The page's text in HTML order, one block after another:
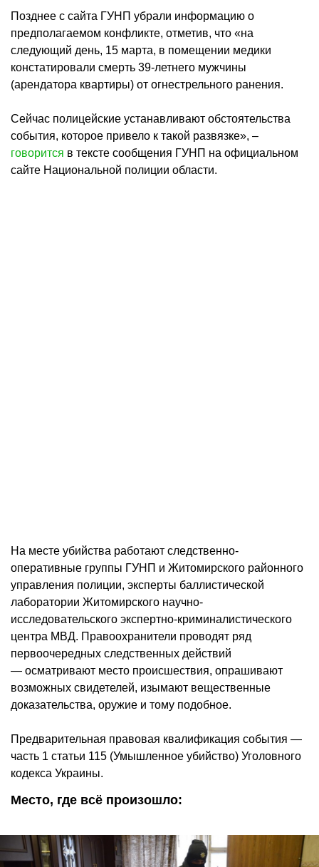
Позднее с сайта ГУНП убрали информацию о
предполагаемом конфликте, отметив, что «на
следующий день, 15 марта, в помещении медики
констатировали смерть 39-летнего мужчины
(арендатора квартиры) от огнестрельного ранения.
Сейчас полицейские устанавливают обстоятельства
события, которое привело к такой развязке», –
говорится в тексте сообщения ГУНП на официальном
сайте Национальной полиции области.
На месте убийства работают следственно-
оперативные группы ГУНП и Житомирского районного
управления полиции, эксперты баллистической
лаборатории Житомирского научно-
исследовательского экспертно-криминалистического
центра МВД. Правоохранители проводят ряд
первоочередных следственных действий
— осматривают место происшествия, опрашивают
возможных свидетелей, изымают вещественные
доказательства, оружие и тому подобное.
Предварительная правовая квалификация события —
часть 1 статьи 115 (Умышленное убийство) Уголовного
кодекса Украины.
Место, где всё произошло: